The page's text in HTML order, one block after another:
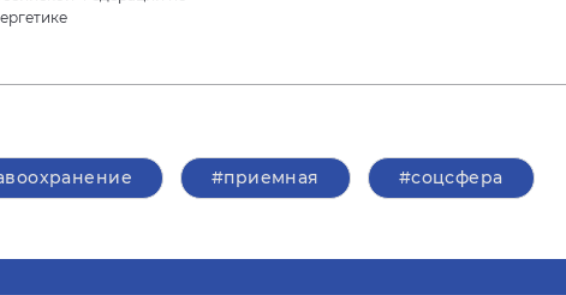
#приемная #соцсфера